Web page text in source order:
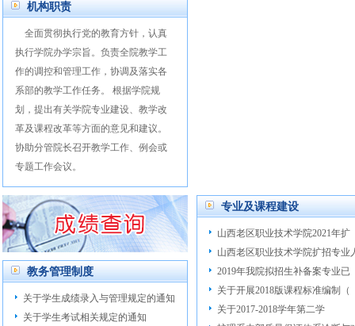
机构职责
全面贯彻执行党的教育方针，认真
执行学院办学宗旨。负责全院教学工
作的调控和管理工作，协调及落实各
系部的教学工作任务。 根据学院规
划，提出有关学院专业建设、教学改
革及课程改革等方面的意见和建议。
协助分管院长召开教学工作、例会或
专题工作会议。
教务管理制度
关于学生成绩录入与管理规定的通知
关于学生考试相关规定的通知
专业及课程建设
山西老区职业技术学院2021年扩
山西老区职业技术学院扩招专业
2019年我院拟招生补备案专业已
关于开展2018版课程标准编制（
关于2017-2018学年第二学